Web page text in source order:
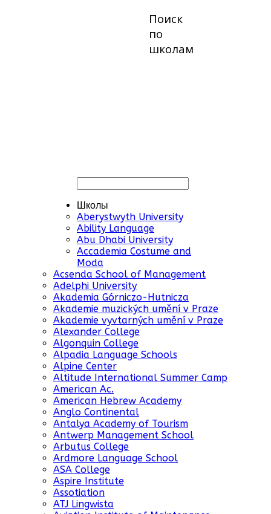
Поиск
по
школам
Школы
Aberystwyth University
Ability Language
Abu Dhabi University
Accademia Costume and
Moda
Acsenda School of Management
Adelphi University
Akademia Górniczo-Hutnicza
Akademie muzických umění v Praze
Akademie vyvtarných umění v Praze
Alexander College
Algonquin College
Alpadia Language Schools
Alpine Center
Altitude International Summer Camp
American Ac.
American Hebrew Academy
Anglo Continental
Antalya Academy of Tourism
Antwerp Management School
Arbutus College
Ardmore Language School
ASA College
Aspire Institute
Assotiation
ATJ Lingwista